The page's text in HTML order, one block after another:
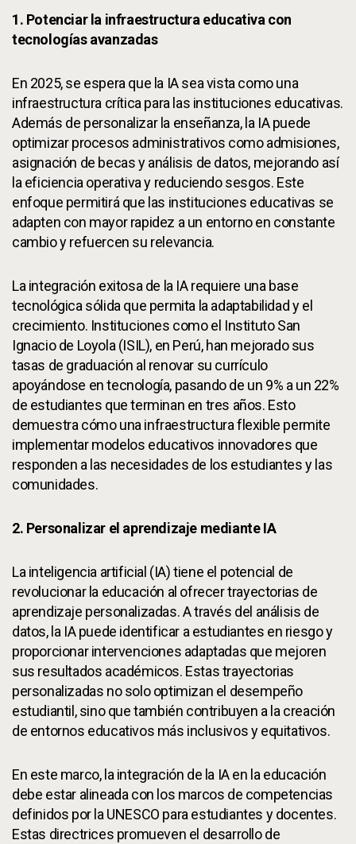
1. Potenciar la infraestructura educativa con
tecnologías avanzadas
En 2025, se espera que la IA sea vista como una
infraestructura crítica para las instituciones educativas.
Además de personalizar la enseñanza, la IA puede
optimizar procesos administrativos como admisiones,
asignación de becas y análisis de datos, mejorando así
la eficiencia operativa y reduciendo sesgos. Este
enfoque permitirá que las instituciones educativas se
adapten con mayor rapidez a un entorno en constante
cambio y refuercen su relevancia.
La integración exitosa de la IA requiere una base
tecnológica sólida que permita la adaptabilidad y el
crecimiento. Instituciones como el Instituto San
Ignacio de Loyola (ISIL), en Perú, han mejorado sus
tasas de graduación al renovar su currículo
apoyándose en tecnología, pasando de un 9% a un 22%
de estudiantes que terminan en tres años. Esto
demuestra cómo una infraestructura flexible permite
implementar modelos educativos innovadores que
responden a las necesidades de los estudiantes y las
comunidades.
2. Personalizar el aprendizaje mediante IA
La inteligencia artificial (IA) tiene el potencial de
revolucionar la educación al ofrecer trayectorias de
aprendizaje personalizadas. A través del análisis de
datos, la IA puede identificar a estudiantes en riesgo y
proporcionar intervenciones adaptadas que mejoren
sus resultados académicos. Estas trayectorias
personalizadas no solo optimizan el desempeño
estudiantil, sino que también contribuyen a la creación
de entornos educativos más inclusivos y equitativos.
En este marco, la integración de la IA en la educación
debe estar alineada con los marcos de competencias
definidos por la UNESCO para estudiantes y docentes.
Estas directrices promueven el desarrollo de